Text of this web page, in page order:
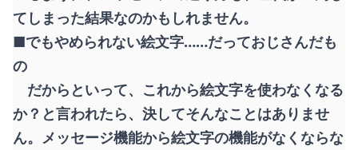
てしまった結果なのかもしれません。
■でもやめられない絵文字……だっておじさんだも
の
だからといって、これから絵文字を使わなくなる
か？と言われたら、決してそんなことはありませ
ん。メッセージ機能から絵文字の機能がなくならな